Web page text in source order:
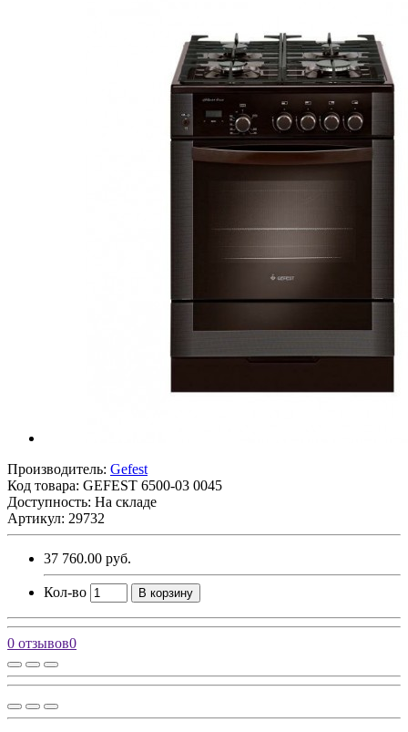
Производитель: Gefest
Код товара: GEFEST 6500-03 0045
Доступность: На складе
Артикул: 29732
37 760.00 руб.
Кол-во В корзину
0 отзывов0